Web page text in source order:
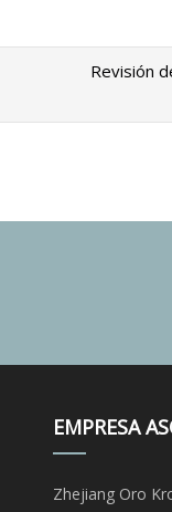
Revisión
EMPRESA
Zhejiang Oro